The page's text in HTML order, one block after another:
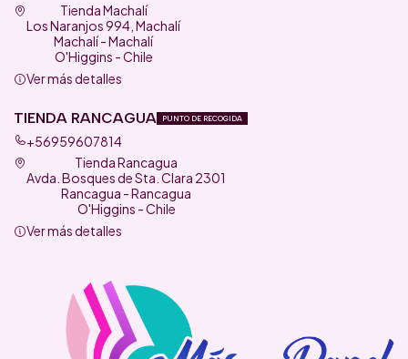
Tienda Machalí
Los Naranjos 994, Machalí
Machalí - Machalí
O'Higgins - Chile
Ver más detalles
TIENDA RANCAGUA PUNTO DE RECOGIDA
+56959607814
Tienda Rancagua
Avda. Bosques de Sta. Clara 2301
Rancagua - Rancagua
O'Higgins - Chile
Ver más detalles